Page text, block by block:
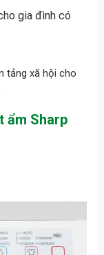
gia đình có
tảng xã hội cho
ẩm Sharp